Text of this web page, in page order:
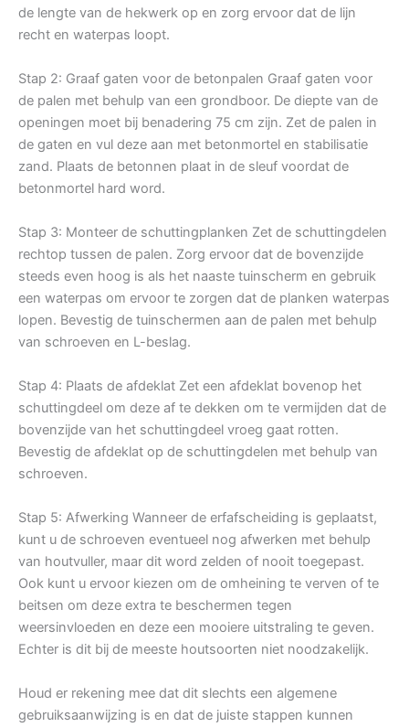
de lengte van de hekwerk op en zorg ervoor dat de lijn
recht en waterpas loopt.
Stap 2: Graaf gaten voor de betonpalen Graaf gaten voor
de palen met behulp van een grondboor. De diepte van de
openingen moet bij benadering 75 cm zijn. Zet de palen in
de gaten en vul deze aan met betonmortel en stabilisatie
zand. Plaats de betonnen plaat in de sleuf voordat de
betonmortel hard word.
Stap 3: Monteer de schuttingplanken Zet de schuttingdelen
rechtop tussen de palen. Zorg ervoor dat de bovenzijde
steeds even hoog is als het naaste tuinscherm en gebruik
een waterpas om ervoor te zorgen dat de planken waterpas
lopen. Bevestig de tuinschermen aan de palen met behulp
van schroeven en L-beslag.
Stap 4: Plaats de afdeklat Zet een afdeklat bovenop het
schuttingdeel om deze af te dekken om te vermijden dat de
bovenzijde van het schuttingdeel vroeg gaat rotten.
Bevestig de afdeklat op de schuttingdelen met behulp van
schroeven.
Stap 5: Afwerking Wanneer de erfafscheiding is geplaatst,
kunt u de schroeven eventueel nog afwerken met behulp
van houtvuller, maar dit word zelden of nooit toegepast.
Ook kunt u ervoor kiezen om de omheining te verven of te
beitsen om deze extra te beschermen tegen
weersinvloeden en deze een mooiere uitstraling te geven.
Echter is dit bij de meeste houtsoorten niet noodzakelijk.
Houd er rekening mee dat dit slechts een algemene
gebruiksaanwijzing is en dat de juiste stappen kunnen